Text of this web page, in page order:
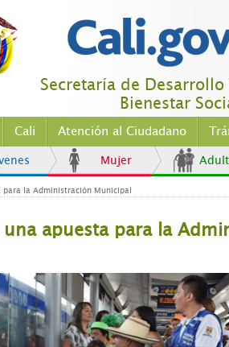
Secretaría de
Bienestar
Cali Atención al Ciudadano
Mujer
para la Administración Municipal
una apuesta para la